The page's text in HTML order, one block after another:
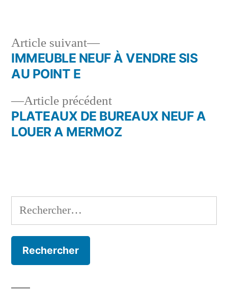
Navigation
l’article
Article précédentArticle
précédent :
PLATEAUX DE BUREAUX NEUF A
LOUER A MERMOZ
Article suivant
Article
suivant :
IMMEUBLE NEUF À VENDRE SIS
AU POINT E
Rechercher :